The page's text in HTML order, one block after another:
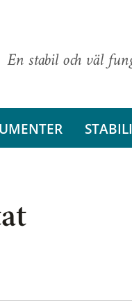
En stabil och väl